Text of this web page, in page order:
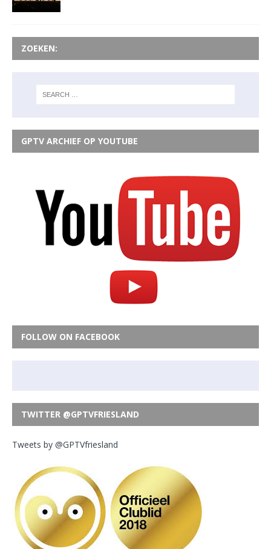
ZOEKEN:
GPTV ARCHIEF OP YOUTUBE
FOLLOW ON FACEBOOK
TWITTER @GPTVFRIESLAND
Tweets by @GPTVfriesland